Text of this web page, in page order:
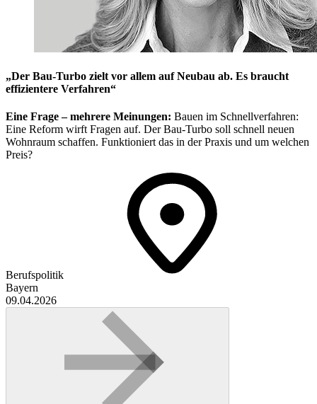
„Der Bau-Turbo zielt vor allem auf Neubau ab. Es braucht
effizientere Verfahren“
Eine Frage – mehrere Meinungen: Bauen im Schnellverfahren:
Eine Reform wirft Fragen auf. Der Bau-Turbo soll schnell neuen
Wohnraum schaffen. Funktioniert das in der Praxis und um welchen
Preis?
Berufspolitik
Bayern
09.04.2026